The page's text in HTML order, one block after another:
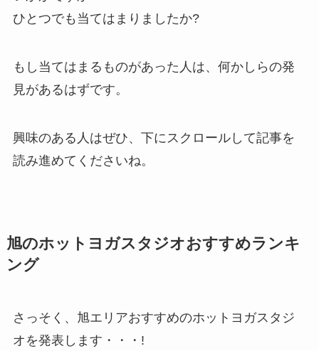
ひとつでも当てはまりましたか?
もし当てはまるものがあった人は、何かしらの発
見があるはずです。
興味のある人はぜひ、下にスクロールして記事を
読み進めてくださいね。
旭のホットヨガスタジオおすすめランキ
ング
さっそく、旭エリアおすすめのホットヨガスタジ
オを発表します・・・!